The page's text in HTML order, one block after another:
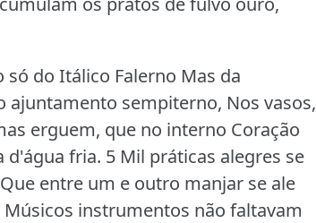
do Itálico Falerno Mas da
ajuntamento sempiterno, Nos vasos,
erguem, que no interno Coração
d'água fria. 5 Mil práticas alegres se
entre um e outro manjar se ale
instrumentos não faltavam